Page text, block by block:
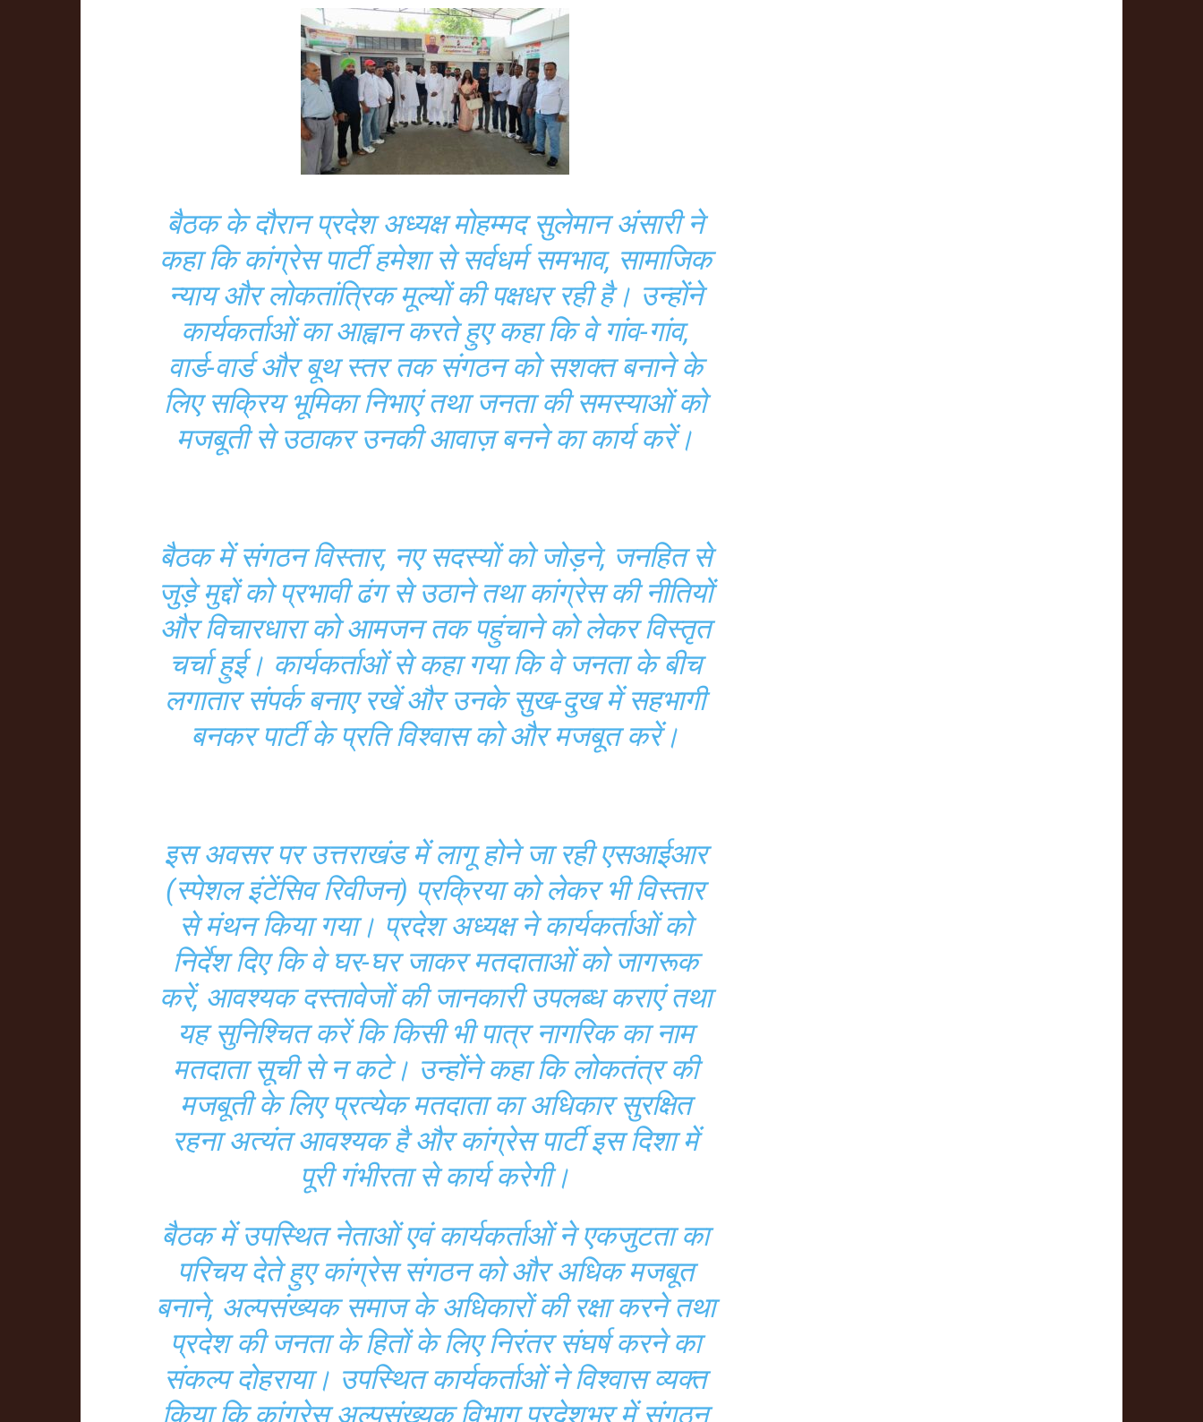
बैठक के दौरान प्रदेश अध्यक्ष मोहम्मद सुलेमान अंसारी ने
कहा कि कांग्रेस पार्टी हमेशा से सर्वधर्म समभाव, सामाजिक
न्याय और लोकतांत्रिक मूल्यों की पक्षधर रही है। उन्होंने
कार्यकर्ताओं का आह्वान करते हुए कहा कि वे गांव-गांव,
वार्ड-वार्ड और बूथ स्तर तक संगठन को सशक्त बनाने के
लिए सक्रिय भूमिका निभाएं तथा जनता की समस्याओं को
मजबूती से उठाकर उनकी आवाज़ बनने का कार्य करें।
बैठक में संगठन विस्तार, नए सदस्यों को जोड़ने, जनहित से
जुड़े मुद्दों को प्रभावी ढंग से उठाने तथा कांग्रेस की नीतियों
और विचारधारा को आमजन तक पहुंचाने को लेकर विस्तृत
चर्चा हुई। कार्यकर्ताओं से कहा गया कि वे जनता के बीच
लगातार संपर्क बनाए रखें और उनके सुख-दुख में सहभागी
बनकर पार्टी के प्रति विश्वास को और मजबूत करें।
इस अवसर पर उत्तराखंड में लागू होने जा रही एसआईआर
(स्पेशल इंटेंसिव रिवीजन) प्रक्रिया को लेकर भी विस्तार
से मंथन किया गया। प्रदेश अध्यक्ष ने कार्यकर्ताओं को
निर्देश दिए कि वे घर-घर जाकर मतदाताओं को जागरूक
करें, आवश्यक दस्तावेजों की जानकारी उपलब्ध कराएं तथा
यह सुनिश्चित करें कि किसी भी पात्र नागरिक का नाम
मतदाता सूची से न कटे। उन्होंने कहा कि लोकतंत्र की
मजबूती के लिए प्रत्येक मतदाता का अधिकार सुरक्षित
रहना अत्यंत आवश्यक है और कांग्रेस पार्टी इस दिशा में
पूरी गंभीरता से कार्य करेगी।
बैठक में उपस्थित नेताओं एवं कार्यकर्ताओं ने एकजुटता का
परिचय देते हुए कांग्रेस संगठन को और अधिक मजबूत
बनाने, अल्पसंख्यक समाज के अधिकारों की रक्षा करने तथा
प्रदेश की जनता के हितों के लिए निरंतर संघर्ष करने का
संकल्प दोहराया। उपस्थित कार्यकर्ताओं ने विश्वास व्यक्त
किया कि कांग्रेस अल्पसंख्यक विभाग प्रदेशभर में संगठन